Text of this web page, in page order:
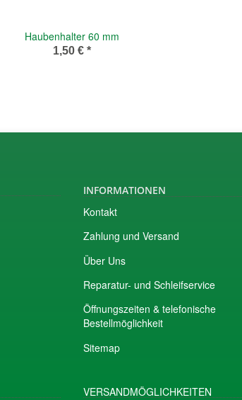
Haubenhalter 60 mm
1,50 € *
INFORMATIONEN
Kontakt
Zahlung und Versand
Über Uns
Reparatur- und Schleifservice
Öffnungszeiten & telefonische
Bestellmöglichkeit
Sitemap
VERSANDMÖGLICHKEITEN